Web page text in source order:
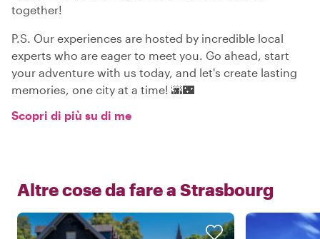
together!
P.S. Our experiences are hosted by incredible local
experts who are eager to meet you. Go ahead, start
your adventure with us today, and let's create lasting
memories, one city at a time! 🌆🌃
Scopri di più su di me
Altre cose da fare a Strasbourg